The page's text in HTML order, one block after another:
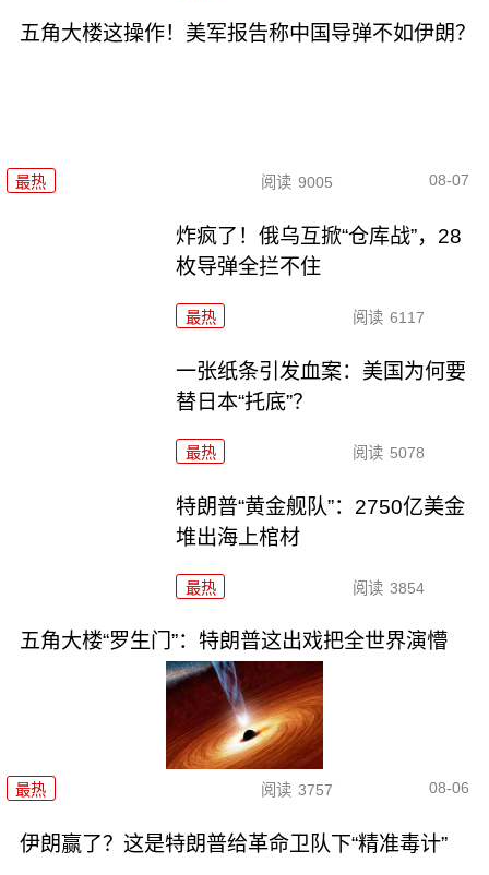
五角大楼这操作！美军报告称中国导弹不如伊朗？
最热 阅读 9005 08-07
炸疯了！俄乌互掀“仓库战”，28
枚导弹全拦不住
最热 阅读 6117
一张纸条引发血案：美国为何要
替日本“托底”？
最热 阅读 5078
特朗普“黄金舰队”：2750亿美金
堆出海上棺材
最热 阅读 3854
五角大楼“罗生门”：特朗普这出戏把全世界演懵
最热 阅读 3757 08-06
伊朗赢了？这是特朗普给革命卫队下“精准毒计”